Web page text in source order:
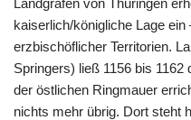
Landgrafen von Thüringen
kaiserlich/königliche Lage
erzbischöflicher Territorien.
Springers) ließ 1156 bis 1162
der östlichen Ringmauer
nichts mehr übrig. Dort steht